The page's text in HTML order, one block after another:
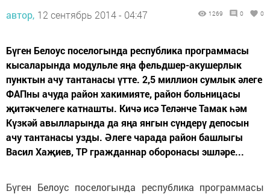
автор, 12 сентябрь 2014 - 04:47 1269 0 0
Бүген Белоус поселогында республика программасы
кысаларында модульле яңа фельдшер-акушерлык
пунктын ачу тантанасы үтте. 2,5 миллион сумлык әлеге
ФАПны ачуда район хакимияте, район больницасы
җитәкчелеге катнашты. Кичә исә Теләнче Тамак һәм
Күзкәй авылларында да яңа янгын сүндерү депосын
ачу тантанасы узды. Әлеге чарада район башлыгы
Васил Хаҗиев, ТР гражданнар оборонасы эшләре...
Бүген Белоус поселогында республика программасы